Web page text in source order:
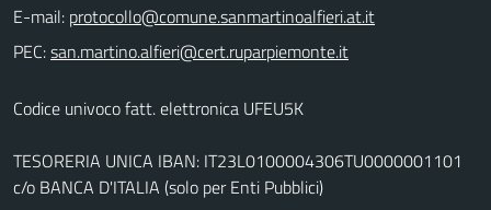
E-mail:
PEC:
Codice univoco fatt. elettronica UFEU5K
TESORERIA UNICA IBAN: IT23L0100004306TU0000001101
c/o BANCA D'ITALIA (solo per Enti Pubblici)